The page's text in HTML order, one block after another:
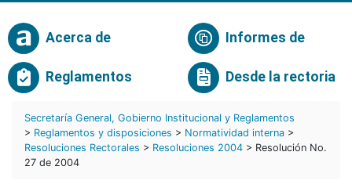
Acerca de Informes de
Reglamentos Desde la rectoria
Secretaría General, Gobierno Institucional y Reglamentos
> Reglamentos y disposiciones > Normatividad interna >
Resoluciones Rectorales > Resoluciones 2004 > Resolución No.
27 de 2004